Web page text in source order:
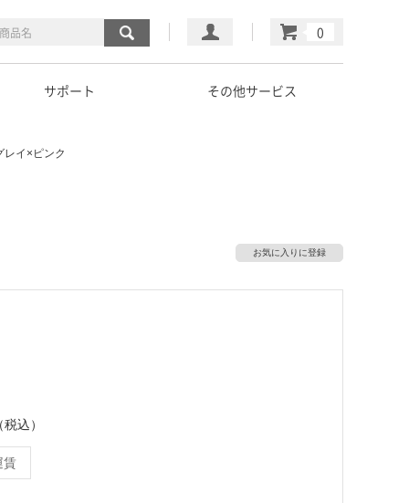
マイページ
カート
サポート その他サービス
レイ×ピンク
お気に入りに登録
込）
賃